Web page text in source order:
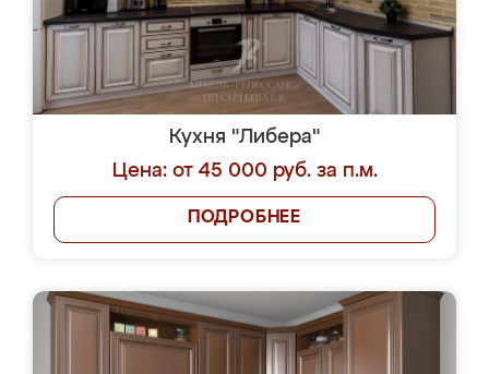
Кухня "Либера"
Цена: от 45 000 руб. за п.м.
ПОДРОБНЕЕ